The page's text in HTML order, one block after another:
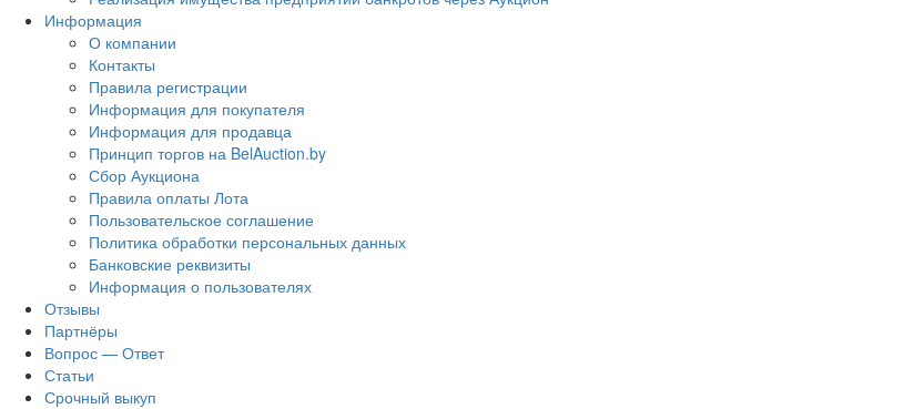
Информация
О компании
Контакты
Правила регистрации
Информация для покупателя
Информация для продавца
Принцип торгов на BelAuction.by
Сбор Аукциона
Правила оплаты Лота
Пользовательское соглашение
Политика обработки персональных данных
Банковские реквизиты
Информация о пользователях
Отзывы
Партнёры
Вопрос — Ответ
Статьи
Срочный выкуп